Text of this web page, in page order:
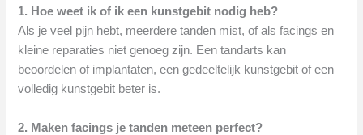
1. Hoe weet ik of ik een kunstgebit nodig heb?
Als je veel pijn hebt, meerdere tanden mist, of als facings en
kleine reparaties niet genoeg zijn. Een tandarts kan
beoordelen of implantaten, een gedeeltelijk kunstgebit of een
volledig kunstgebit beter is.
2. Maken facings je tanden meteen perfect?